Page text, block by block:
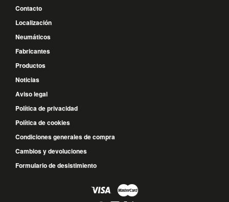
Contacto
Localización
Neumáticos
Fabricantes
Productos
Noticias
Aviso legal
Política de privacidad
Política de cookies
Condiciones generales de compra
Cambios y devoluciones
Formulario de desistimiento